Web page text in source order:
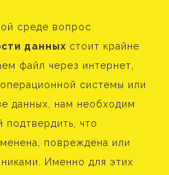
среде вопрос
данных стоит крайне
файл через интернет,
системы или
данных, нам необходим
что
повреждена или
Именно для этих